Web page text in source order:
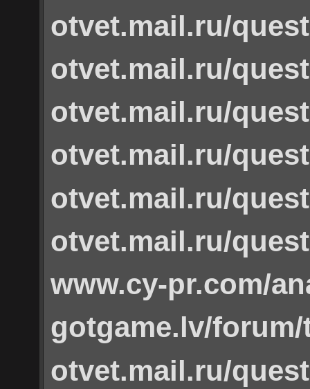
otvet.mail.ru/
otvet.mail.ru/
otvet.mail.ru/
otvet.mail.ru/
otvet.mail.ru/
otvet.mail.ru/
www.cy-pr.com/
gotgame.lv/forum/
otvet.mail.ru/